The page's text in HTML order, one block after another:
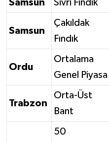
Samsun Sivri Fındık
Samsun
Çakıldak
Fındık
Ordu
Ortalama
Genel Piyasa
Trabzon
Orta-Üst
Bant
50